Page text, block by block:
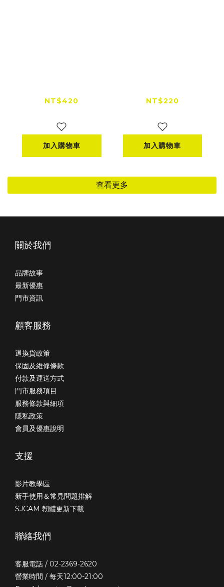
MP02 磁吸蓋板
NT$420
加入購物車
含手機架底座）
NT$220
加入購物車
查看更多
關於我們
品牌故事
最新優惠
門市資訊
顧客服務
退換貨政策
保固及維修條款
付款及運送方式
門市服務項目
服務條款與細項
隱私政策
會員及優惠說明
支援
影片教學區
新手使用＆常見問題排解
SJCAM 韌體更新下載
聯絡我們
客服電話 / 02-2369-2620
營業時間 / 每天12:00-21:00